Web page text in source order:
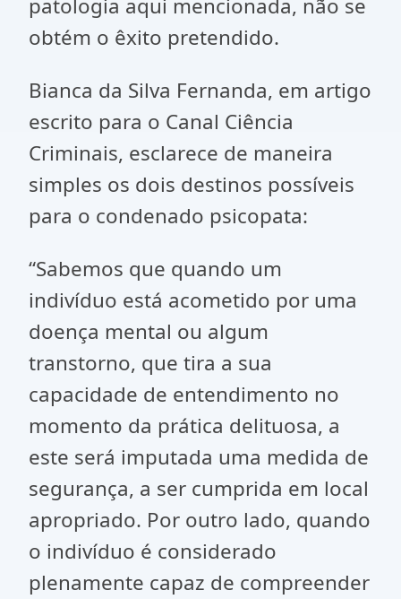
patologia aqui mencionada, não se
obtém o êxito pretendido.
Bianca da Silva Fernanda, em artigo
escrito para o Canal Ciência
Criminais, esclarece de maneira
simples os dois destinos possíveis
para o condenado psicopata:
“Sabemos que quando um
indivíduo está acometido por uma
doença mental ou algum
transtorno, que tira a sua
capacidade de entendimento no
momento da prática delituosa, a
este será imputada uma medida de
segurança, a ser cumprida em local
apropriado. Por outro lado, quando
o indivíduo é considerado
plenamente capaz de compreender